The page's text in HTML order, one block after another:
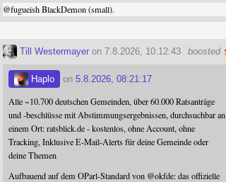
@fugueishBlackDemon (small).
boosted
Till Westermayer on 7.8.2026, 10:12:43
Haplo on5.8.2026, 08:21:17
Alle ~10.700 deutschen Gemeinden, über 60.000 Ratsanträge
und -beschlüsse mit Abstimmungsergebnissen, durchsuchbar an
einem Ort: ratsblick.de - kostenlos, ohne Account, ohne
Tracking, Inklusive E-Mail-Alerts für deine Gemeinde oder
deine Themen
Aufbauend auf dem OParl-Standard von @okfde: das offizielle